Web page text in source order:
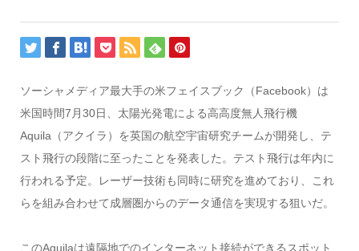
ソーシャメディア最大手の米フェイスブック（Facebook）は
米国時間7月30日、太陽光発電による高高度無人飛行機
Aquila（アクイラ）を英国の航空宇宙研究チームが開発し、テ
スト飛行の段階に至ったことを発表した。テスト飛行は年内に
行われる予定。レーザー技術も同時に研究を進めており、これ
らを組み合わせて成層圏からのデータ通信を実現する狙いだ。
このAquilaは遠隔地でのインターネット接続ができるスポット